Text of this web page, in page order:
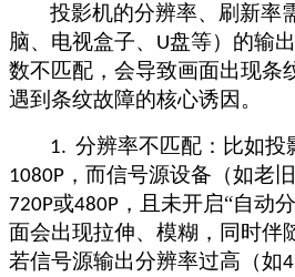
投影机的分辨率、刷新率
脑、电视盒子、
U盘等）的输
数不匹配，会导致画面出现条
遇到条纹故障的核心诱因。
1. 分辨率不匹配：比如投
1080P ，而信号源设备（如老
720P或480P ，且未开启“自动
面会出现拉伸、模糊，同时伴
若信号源输出分辨率过高（如